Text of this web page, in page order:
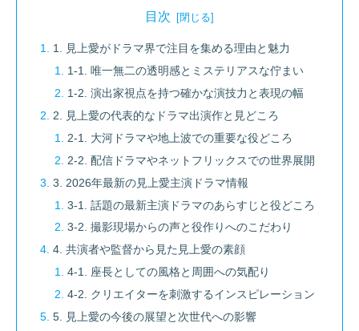
目次
1. 見上愛がドラマ界で注目を集める理由と魅力
1-1. 唯一無二の透明感とミステリアスな佇まい
1-2. 演出家視点を持つ確かな演技力と表現の幅
2. 見上愛の代表的なドラマ出演作と見どころ
2-1. 大河ドラマや地上波での重要な役どころ
2-2. 配信ドラマやネットフリックスでの世界展開
3. 2026年最新の見上愛主演ドラマ情報
3-1. 話題の最新主演ドラマのあらすじと役どころ
3-2. 撮影現場からの声と役作りへのこだわり
4. 共演者や監督から見た見上愛の素顔
4-1. 座長としての風格と周囲への気配り
4-2. クリエイターを刺激するインスピレーション
5. 見上愛の今後の展望と次世代への影響